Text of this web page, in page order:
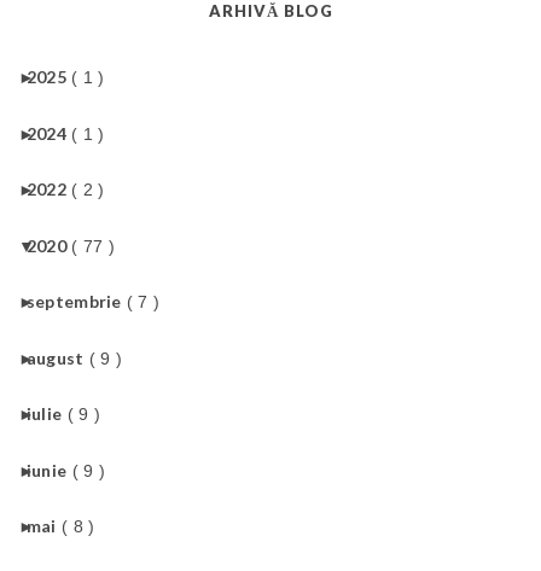
ARHIVĂ BLOG
►
2025 ( 1 )
►
2024 ( 1 )
►
2022 ( 2 )
▼
2020 ( 77 )
►
septembrie ( 7 )
►
august ( 9 )
►
iulie ( 9 )
►
iunie ( 9 )
►
mai ( 8 )